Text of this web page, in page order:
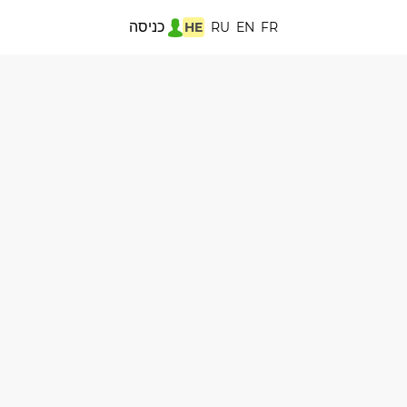
HE RU EN FR כניסה